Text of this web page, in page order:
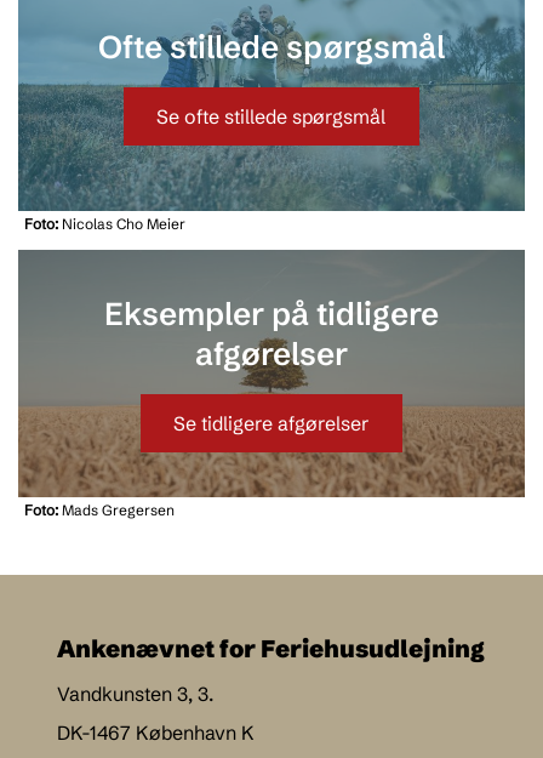
Ofte stillede spørgsmål
Se ofte stillede spørgsmål
Foto: Nicolas Cho Meier
Eksempler på tidligere
afgørelser
Se tidligere afgørelser
Foto: Mads Gregersen
Ankenævnet for Feriehusudlejning
Vandkunsten 3, 3.
DK-1467 København K